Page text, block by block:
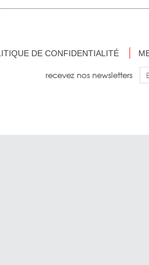
DE CONFIDENTIALITÉ
recevez nos newsletters